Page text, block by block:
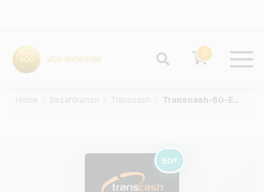
0
Home Bezahlkarten Transcash Transcash-50-EUR
50€